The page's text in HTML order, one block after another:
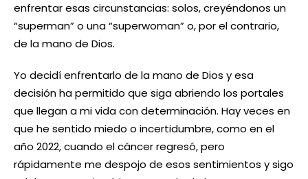
enfrentar esas circunstancias: solos, creyéndonos un
“superman” o una “superwoman” o, por el contrario,
de la mano de Dios.
Yo decidí enfrentarlo de la mano de Dios y esa
decisión ha permitido que siga abriendo los portales
que llegan a mi vida con determinación. Hay veces en
que he sentido miedo o incertidumbre, como en el
año 2022, cuando el cáncer regresó, pero
rápidamente me despojo de esos sentimientos y sigo